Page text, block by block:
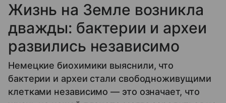
Жизнь на Земле возникла
дважды: бактерии и археи
развились независимо
Немецкие биохимики выяснили, что
бактерии и археи стали свободноживущими
клетками независимо — это означает, что